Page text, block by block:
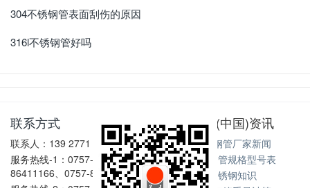
304不锈钢管表面刮伤的原因
316l不锈钢管好吗
联系方式
联系人：139 2771 6167
服务热线-1：0757-
86411166、0757-86411128
亚搏(中国)资讯
不锈钢管厂家新闻
不锈钢管规格型号表
不锈钢知识